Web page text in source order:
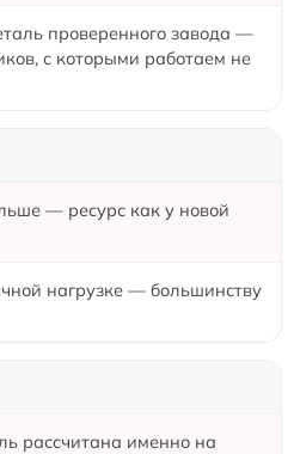
проверенного завода —
с которыми работаем не
— ресурс как у новой
нагрузке — большинству
рассчитана именно на